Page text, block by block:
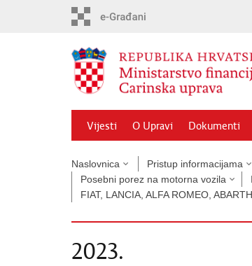
Vijesti O Upravi Dokumenti
Naslovnica Pristup informacijama
Posebni porez na motorna vozila
FIAT, LANCIA, ALFA ROMEO,
2023.